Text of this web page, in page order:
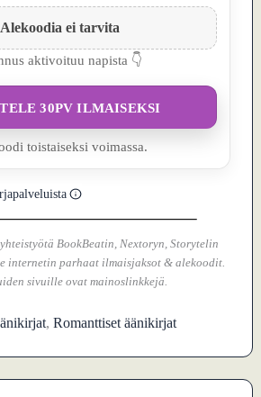
Alekoodia ei tarvita
aktivoituu napista 👇
30PV ILMAISEKSI
toistaiseksi voimassa.
BookBeatin, Nextoryn, Storytelin
internetin parhaat ilmaisjaksot & alekoodit.
sivuille ovat mainoslinkkejä.
, Romanttiset äänikirjat